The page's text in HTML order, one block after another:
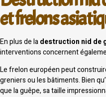
et frelons
En plus de ladestruction nid de
interventions concernent
Le frelon européen peut
greniers ou les bâtiments. Bien
que la guêpe, sa taille